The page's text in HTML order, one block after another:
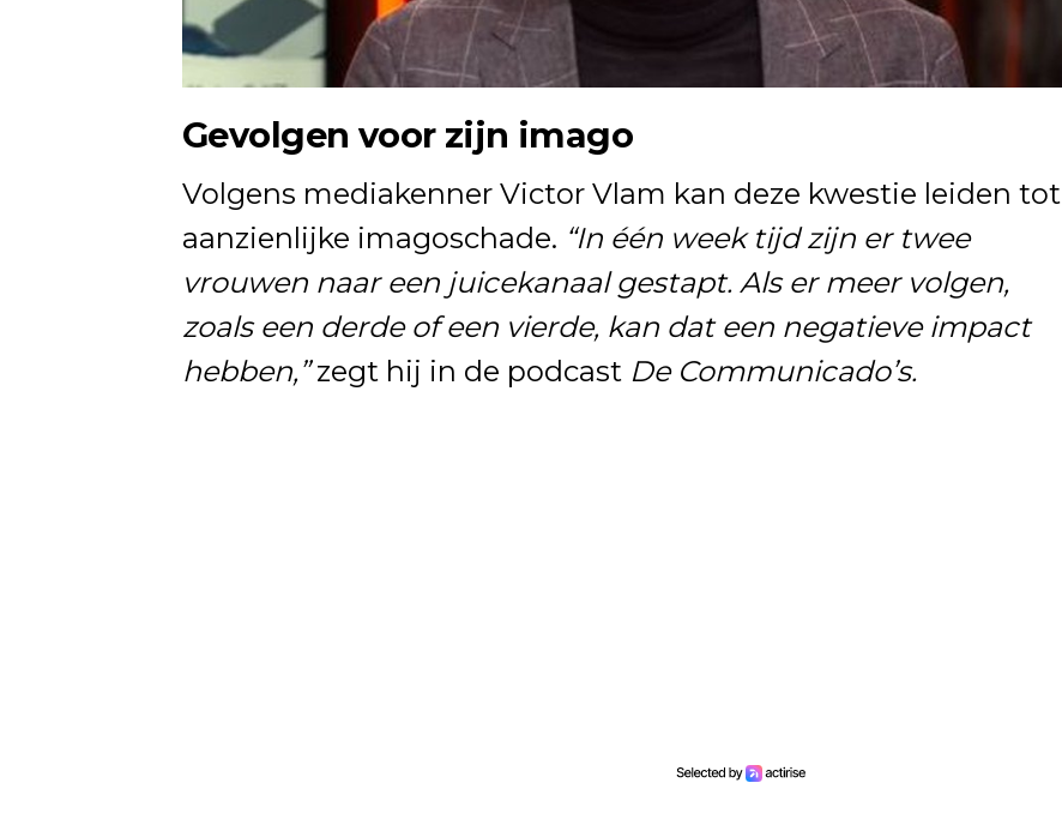
Gevolgen voor zijn imago
Volgens mediakenner Victor Vlam kan deze kwestie leiden tot
aanzienlijke imagoschade. “In één week tijd zijn er twee
vrouwen naar een juicekanaal gestapt. Als er meer volgen,
zoals een derde of een vierde, kan dat een negatieve impact
hebben,”zegt hij in de podcast De Communicado’s.